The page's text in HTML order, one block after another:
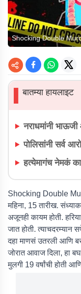
Shocking Double
▌बातम्या हायलाइट
नराधमांनी भाऊजी
पोलिसांनी सर्व
हत्येमागंच नेमकं
Shocking Double
महिना, 15 तारीख.
अजूनही कायम होती.
जात होती.
दहा माणसं उतरली आणि
जोरात आवाज दिला, हा
मुलगी 19 वर्षांची होती